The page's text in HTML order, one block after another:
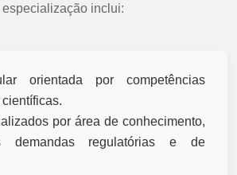
inclui:
orientada por competências
por área de conhecimento,
demandas regulatórias e de